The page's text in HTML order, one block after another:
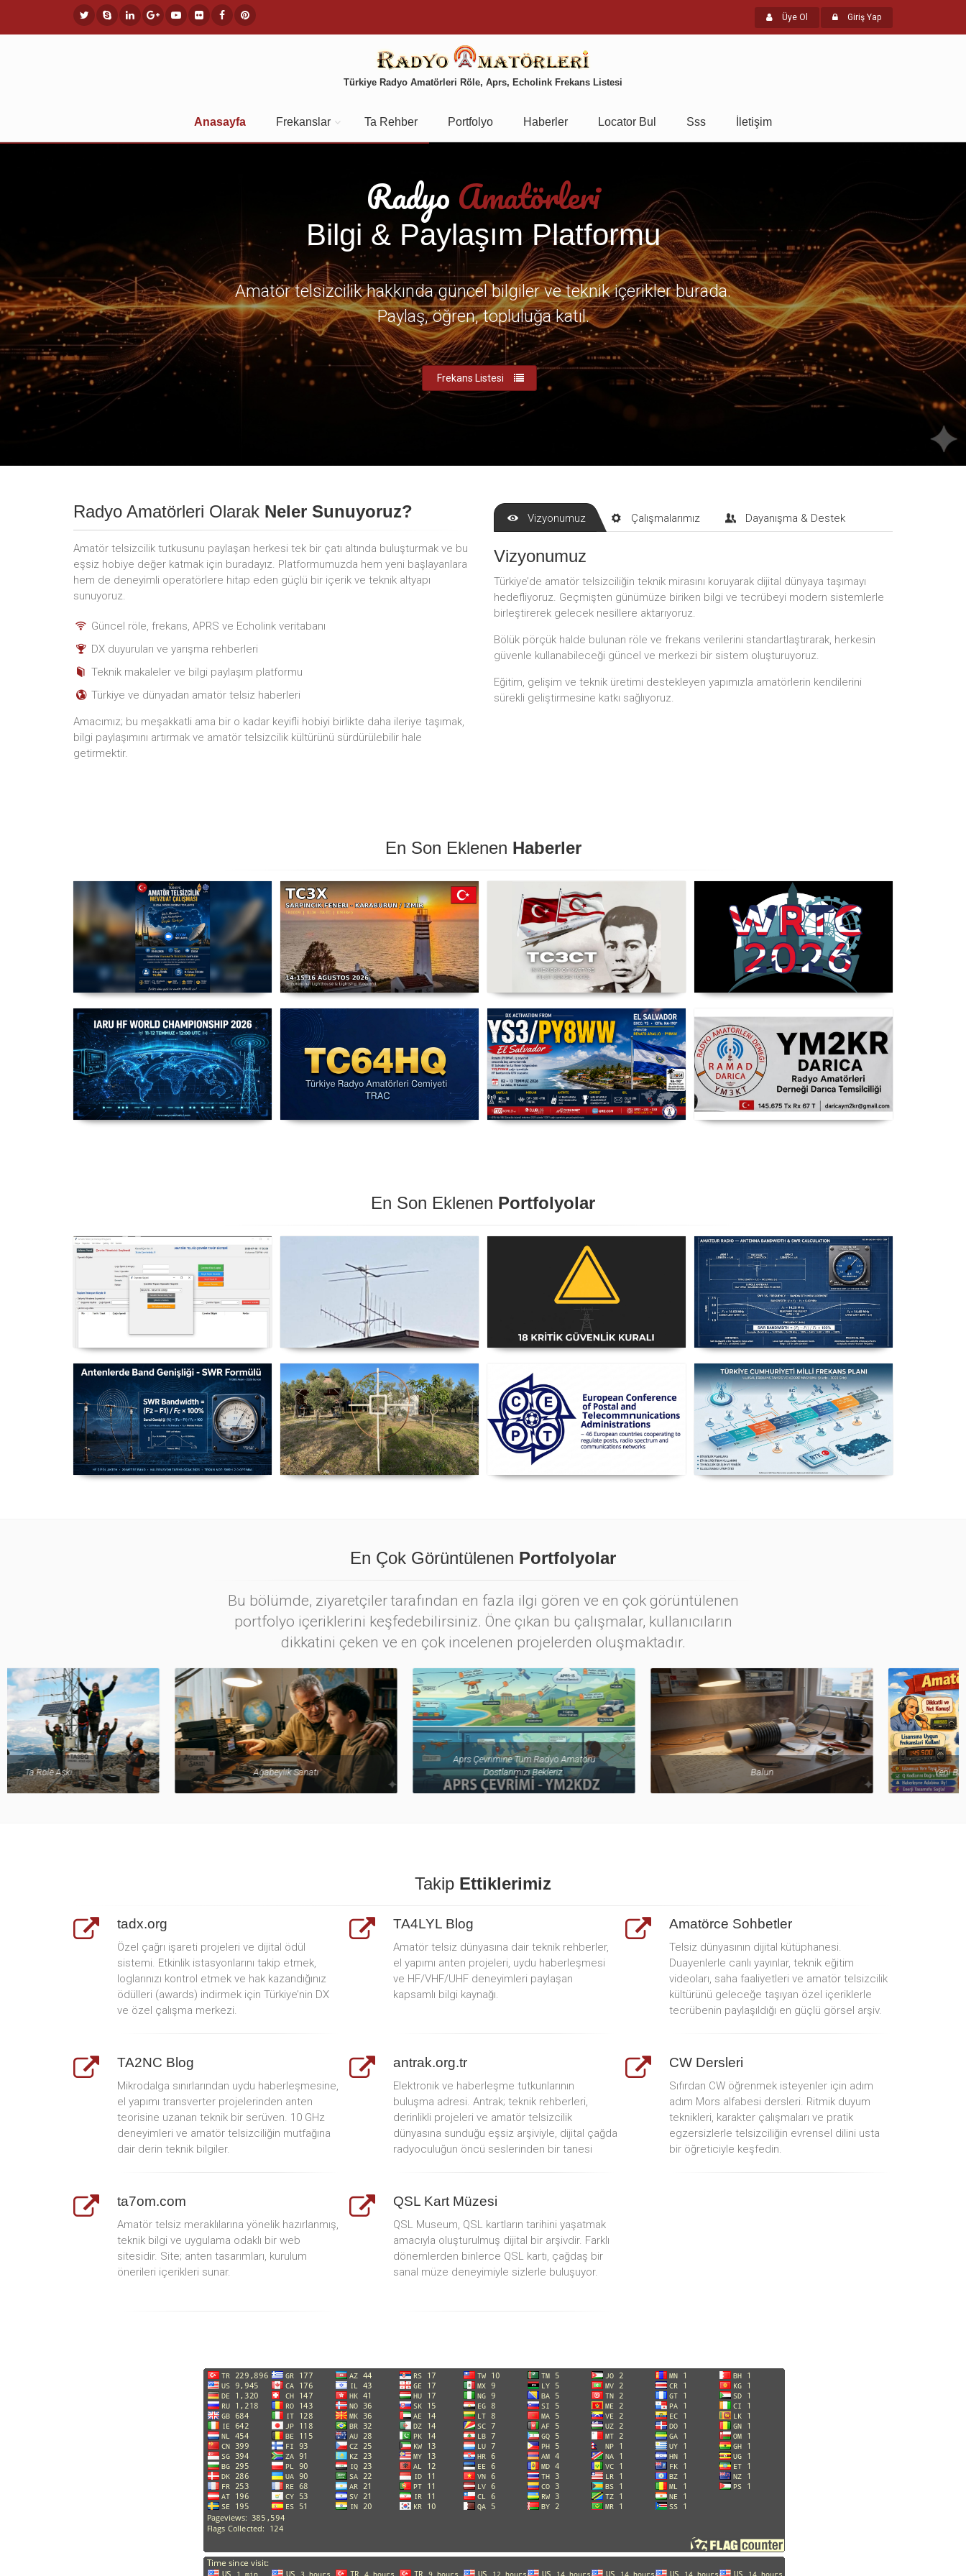
Üye Ol Giriş Yap
Türkiye Radyo Amatörleri Röle, Aprs, Echolink Frekans Listesi
Anasayfa Frekanslar Ta Rehber Portfolyo Haberler Locator Bul Sss İletişim
RadyoAmatörleri
Bilgi & Paylaşım Platformu
Amatör telsizcilik hakkında güncel bilgiler ve teknik içerikler burada.
Paylaş, öğren, topluluğa katıl.
Frekans Listesi
Radyo Amatörleri Olarak Neler Sunuyoruz?
Amatör telsizcilik tutkusunu paylaşan herkesi tek bir çatı altında buluşturmak ve bu
eşsiz hobiye değer katmak için buradayız. Platformumuzda hem yeni başlayanlara
hem de deneyimli operatörlere hitap eden güçlü bir içerik ve teknik altyapı
sunuyoruz.
Güncel röle, frekans, APRS ve Echolink veritabanı
DX duyuruları ve yarışma rehberleri
Teknik makaleler ve bilgi paylaşım platformu
Türkiye ve dünyadan amatör telsiz haberleri
Amacımız; bu meşakkatli ama bir o kadar keyifli hobiyi birlikte daha ileriye taşımak,
bilgi paylaşımını artırmak ve amatör telsizcilik kültürünü sürdürülebilir hale
getirmektir.
Vizyonumuz Çalışmalarımız Dayanışma & Destek
Vizyonumuz
Türkiye’de amatör telsizciliğin teknik mirasını koruyarak dijital dünyaya taşımayı
hedefliyoruz. Geçmişten günümüze biriken bilgi ve tecrübeyi modern sistemlerle
birleştirerek gelecek nesillere aktarıyoruz.
Bölük pörçük halde bulunan röle ve frekans verilerini standartlaştırarak, herkesin
güvenle kullanabileceği güncel ve merkezi bir sistem oluşturuyoruz.
Eğitim, gelişim ve teknik üretimi destekleyen yapımızla amatörlerin kendilerini
sürekli geliştirmesine katkı sağlıyoruz.
En Son Eklenen Haberler
Amatör Telsizcilik Mevzuat
TC3X - Sarpıncık Feneri'nden
Ağustos 2026 Karaburun
Şehit Pilot Yüzbaşı Cengiz Topel
03 Ağustos - 30 Eylül
WRTC 2026 Şampiyonu Litvanya
IARU HF World Championship
IARU HF Yarışması TC64HQ
YS3/PY8WW Türkiye'den FT8
RAMAD Darıca Temsilciliği
En Son Eklenen Portfolyolar
NexQso Telsiz Çevrim Kayıt
Yagi Anten Yönü Nasıl Belirlenir
Amatör Telsiz İstasyonları
Uzuntel’den Yagi’ye
Seçimi] - 2026 Güncel
Antenlerde Band Genişliği SWR
Manyetik Lup Anten (Magnetic
Posta ve Telekomünikasyon
Milli Frekans Planı
En Çok Görüntülenen Portfolyolar
Bu bölümde, ziyaretçiler tarafından en fazla ilgi gören ve en çok görüntülenen
portfolyo içeriklerini keşfedebilirsiniz. Öne çıkan bu çalışmalar, kullanıcıların
dikkatini çeken ve en çok incelenen projelerden oluşmaktadır.
Ağabeylik Sanatı
Aprs Çevrimine Tüm Radyo Amatörü
Dostlarımızı Bekleriz.
Balun Yeni Başlayanlara Kısa Nasihatler
Takip Ettiklerimiz
tadx.org
Özel çağrı işareti projeleri ve dijital ödül
sistemi. Etkinlik istasyonlarını takip etmek,
loglarınızı kontrol etmek ve hak kazandığınız
ödülleri (awards) indirmek için Türkiye’nin DX
ve özel çalışma merkezi.
TA4LYL Blog
Amatör telsiz dünyasına dair teknik rehberler,
el yapımı anten projeleri, uydu haberleşmesi
ve HF/VHF/UHF deneyimleri paylaşan
kapsamlı bilgi kaynağı.
Amatörce Sohbetler
Telsiz dünyasının dijital kütüphanesi.
Duayenlerle canlı yayınlar, teknik eğitim
videoları, saha faaliyetleri ve amatör telsizcilik
kültürünü geleceğe taşıyan özel içeriklerle
tecrübenin paylaşıldığı en güçlü görsel arşiv.
TA2NC Blog
Mikrodalga sınırlarından uydu haberleşmesine,
el yapımı transverter projelerinden anten
teorisine uzanan teknik bir serüven. 10 GHz
deneyimleri ve amatör telsizciliğin mutfağına
dair derin teknik bilgiler.
antrak.org.tr
Elektronik ve haberleşme tutkunlarının
buluşma adresi. Antrak; teknik rehberleri,
derinlikli projeleri ve amatör telsizcilik
dünyasına sunduğu eşsiz arşiviyle, dijital çağda
radyoculuğun öncü seslerinden bir tanesi
CW Dersleri
Sıfırdan CW öğrenmek isteyenler için adım
adım Mors alfabesi dersleri. Ritmik duyum
teknikleri, karakter çalışmaları ve pratik
egzersizlerle telsizciliğin evrensel dilini usta
bir öğreticiyle keşfedin.
ta7om.com
Amatör telsiz meraklılarına yönelik hazırlanmış,
teknik bilgi ve uygulama odaklı bir web
sitesidir. Site; anten tasarımları, kurulum
önerileri içerikleri sunar.
QSL Kart Müzesi
QSL Museum, QSL kartların tarihini yaşatmak
amacıyla oluşturulmuş dijital bir arşivdir. Farklı
dönemlerden binlerce QSL kartı, çağdaş bir
sanal müze deneyimiyle sizlerle buluşuyor.